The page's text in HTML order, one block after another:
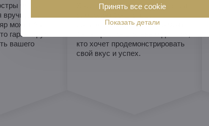
часто
вручную, и
может быть
гарантирует
вашего
Хрустальная люстра считается
социального статуса, что может
кто хочет продемонстрировать
свой вкус и успех.
Показать детали
Принять все cookie